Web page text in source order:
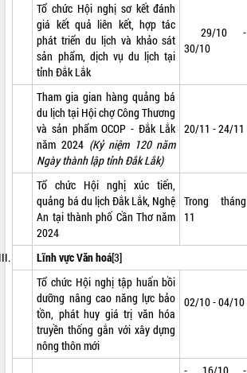
VIDEO
Loading the player...
Khám bệnh, cấp phát thuốc miễn phí
và tặng quà người dân xã Cư Pui
Hội nghị UBND tỉnh Đắk Lắk thường kỳ
tháng 7/2026
Lễ truy tặng danh hiệu “Bà Mẹ Việt
Nam Anh hùng” và trao Huân chương
Lao động
UBND tỉnh Đắk Lắk triển khai nhiệm
vụ 6 tháng cuối năm 2026
Kỳ họp thứ Hai, Hội đồng nhân dân
tỉnh khóa XI quyết nghị nhiều nội dung
quan trọng
Bí thư Tỉnh ủy Lương Nguyễn Minh
ALBUM ẢNH
Tổ chức Hội nghị sơ kết đánh
giá kết quả liên kết, hợp tác
phát triển du lịch và khảo sát
sản phẩm, dịch vụ du lịch tại
tỉnh Đắk Lắk
29/10 -
30/10
Tham gia gian hàng quảng bá
du lịch tại Hội chợ Công Thương
và sản phẩm OCOP - Đắk Lắk
năm 2024 (Kỷ niệm 120 năm
Ngày thành lập tỉnh Đắk Lắk)
20/11 - 24/11
Tổ chức Hội nghị xúc tiến,
quảng bá du lịch Đắk Lắk, Nghệ
An tại thành phố Cần Thơ năm
2024
Trong tháng
11
Lĩnh vực Văn hoá[3]
Tổ chức Hội nghị tập huấn bồi
dưỡng nâng cao năng lực bảo
tồn, phát huy giá trị văn hóa
truyền thống gắn với xây dựng
nông thôn mới
02/10 - 04/10